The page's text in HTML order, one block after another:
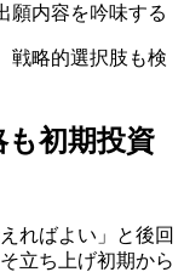
願内容を吟味する
戦略的選択肢も検
初期投資
ればよい」と後回
立ち上げ初期から